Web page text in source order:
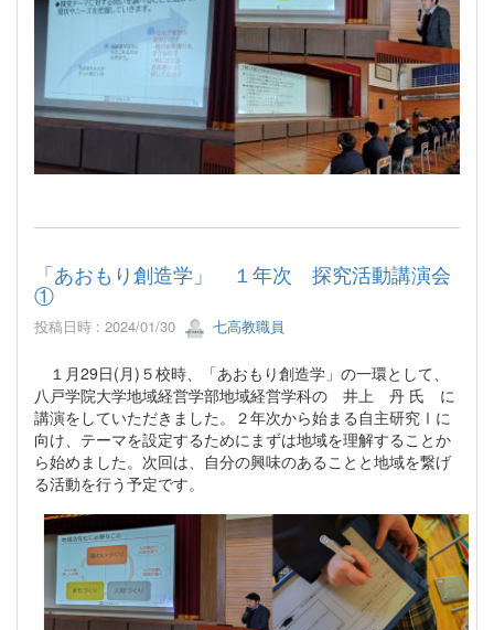
「あおもり創造学」 １年次 探究活動講演会
①
投稿日時 : 2024/01/30 七高教職員
１月29日(月)５校時、「あおもり創造学」の一環として、
八戸学院大学地域経営学部地域経営学科の 井上 丹 氏 に
講演をしていただきました。２年次から始まる自主研究Ⅰに
向け、テーマを設定するためにまずは地域を理解することか
ら始めました。次回は、自分の興味のあることと地域を繋げ
る活動を行う予定です。